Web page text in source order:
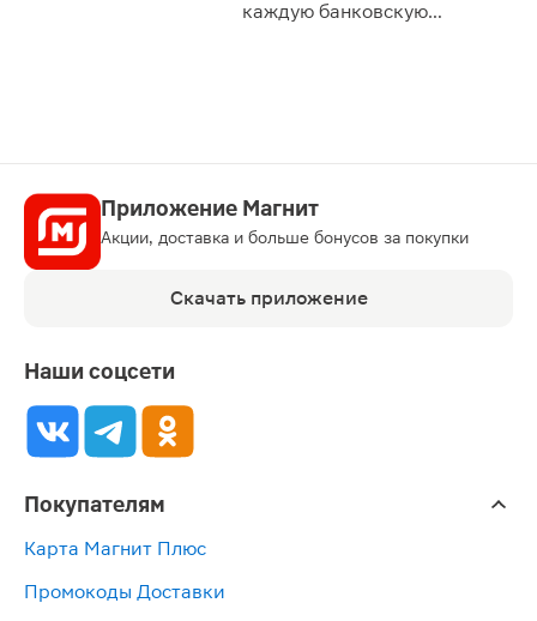
каждую банковскую
Приложение Магнит
Акции, доставка и больше бонусов за покупки
Скачать приложение
Наши соцсети
Покупателям
Карта Магнит Плюс
Промокоды Доставки